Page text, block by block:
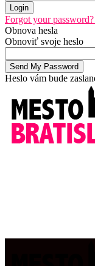
Forgot your
Obnova hesla
Obnoviť svoje heslo
Heslo vám bude